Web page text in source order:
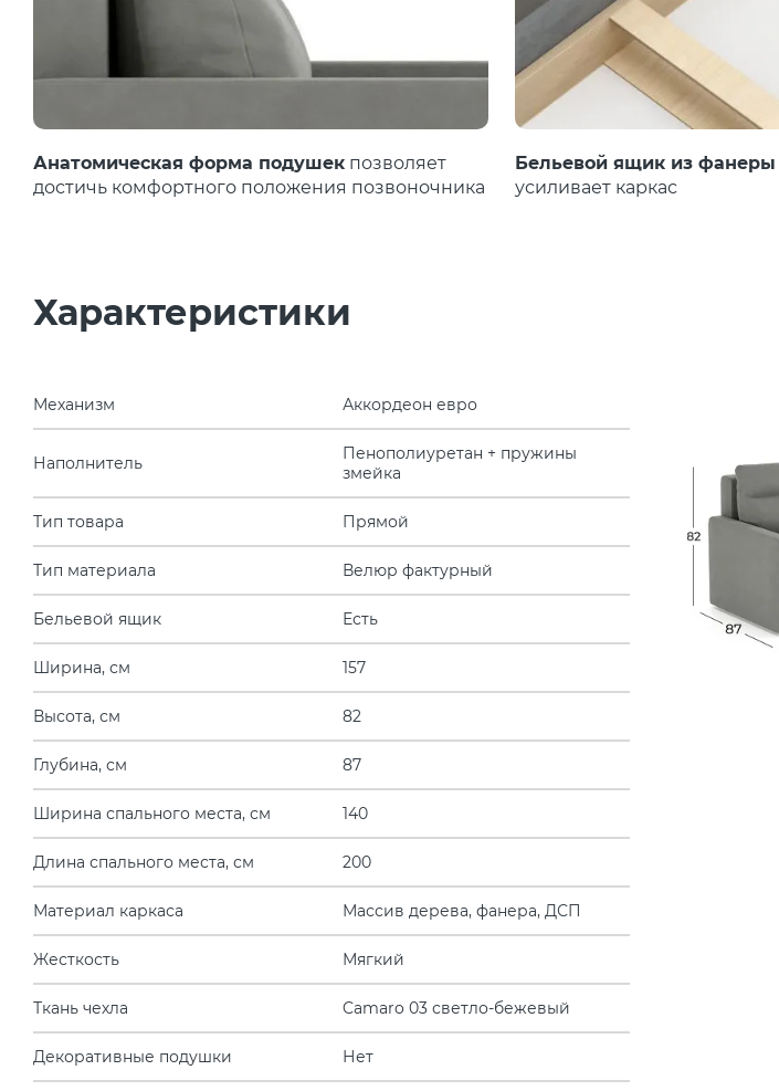
Анатомическая форма подушек позволяет
достичь комфортного положения позвоночника
Бельевой ящик из фанеры
усиливает каркас
Характеристики
Механизм Аккордеон евро
Наполнитель
Пенополиуретан + пружины
змейка
Тип товара Прямой
Тип материала Велюр фактурный
Бельевой ящик Есть
Ширина, см 157
Высота, см 82
Глубина, см 87
Ширина спального места, см 140
Длина спального места, см 200
Материал каркаса Массив дерева, фанера, ДСП
Жесткость Мягкий
Ткань чехла Camaro 03 светло-бежевый
Декоративные подушки Нет